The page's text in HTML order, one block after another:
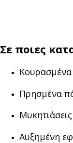
Σε ποιες
Πρησμένα
Mυκητιάσεις
Αυξημένη